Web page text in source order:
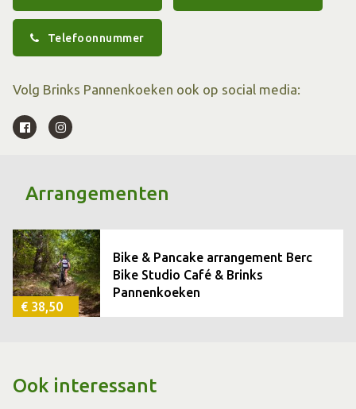
Telefoonnummer
Volg Brinks Pannenkoeken ook op social media:
Arrangementen
€ 38,50
Bike & Pancake arrangement Berc
Bike Studio Café & Brinks
Pannenkoeken
Ook interessant